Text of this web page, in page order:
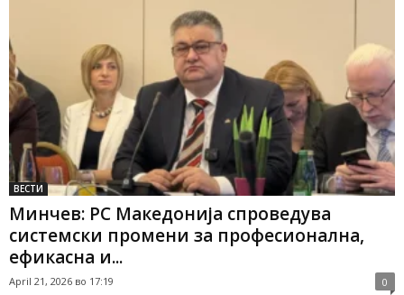
ВЕСТИ
Минчев: РС Македонија спроведува
системски промени за професионална,
ефикасна и...
April 21, 2026 во 17:19 0